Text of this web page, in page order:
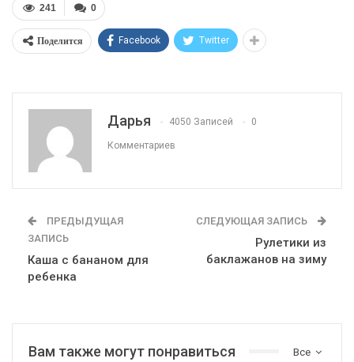
0
241
Поделится Facebook Twitter
Дарья 4050 Записей 0
Комментариев
ПРЕДЫДУЩАЯ
ЗАПИСЬ
Каша с бананом для
ребенка
СЛЕДУЮЩАЯ ЗАПИСЬ
Рулетики из
баклажанов на зиму
Все
Вам также могут понравиться